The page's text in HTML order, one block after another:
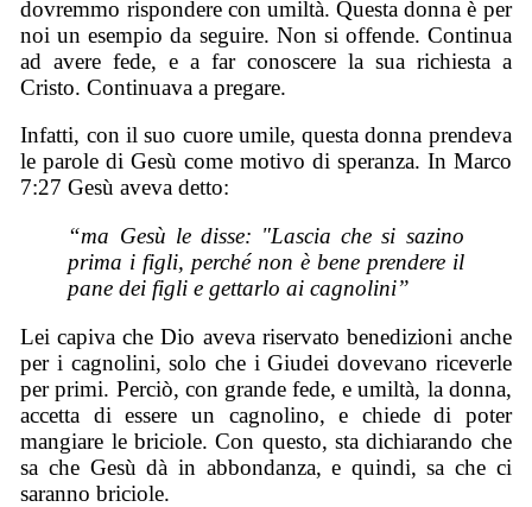
dovremmo rispondere con umiltà. Questa donna è per
noi un esempio da seguire. Non si offende. Continua
ad avere fede, e a far conoscere la sua richiesta a
Cristo. Continuava a pregare.
Infatti, con il suo cuore umile, questa donna prendeva
le parole di Gesù come motivo di speranza. In Marco
7:27 Gesù aveva detto:
“ma Gesù le disse: "Lascia che si sazino
prima i figli, perché non è bene prendere il
pane dei figli e gettarlo ai cagnolini”
Lei capiva che Dio aveva riservato benedizioni anche
per i cagnolini, solo che i Giudei dovevano riceverle
per primi. Perciò, con grande fede, e umiltà, la donna,
accetta di essere un cagnolino, e chiede di poter
mangiare le briciole. Con questo, sta dichiarando che
sa che Gesù dà in abbondanza, e quindi, sa che ci
saranno briciole.